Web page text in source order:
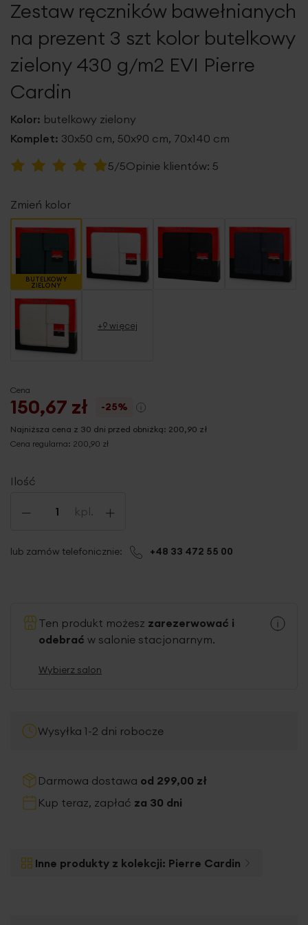
galerii
Zestaw ręczników bawełnianych
na prezent 3 szt kolor butelkowy
zielony 430 g/m2 EVI Pierre
Cardin
Kolor: butelkowy zielony
Komplet: 30x50 cm, 50x90 cm, 70x140 cm
Ocena:
5/5Opinie klientów: 5
Zmień kolor
BUTELKOWY
ZIELONY
+9 więcej
Ilość
- kpl. +
Cena
150,67 zł -25%
Najniższa cena z 30 dni przed obniżką: 200,90 zł
Cena regularna: 200,90 zł
lub zamów telefonicznie: +48 33 472 55 00
Ten produkt możesz zarezerwować i
odebrać w salonie stacjonarnym.
Wybierz salon
Wysyłka 1-2 dni robocze
Darmowa dostawa od 299,00 zł
Kup teraz, zapłać za 30 dni
Inne produkty z kolekcji: Pierre Cardin